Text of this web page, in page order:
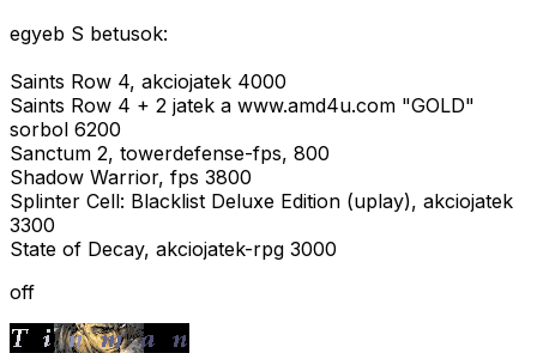
egyeb S betusok:
Saints Row 4, akciojatek 4000
Saints Row 4 + 2 jatek a www.amd4u.com "GOLD"
sorbol 6200
Sanctum 2, towerdefense-fps, 800
Shadow Warrior, fps 3800
Splinter Cell: Blacklist Deluxe Edition (uplay), akciojatek
3300
State of Decay, akciojatek-rpg 3000
off